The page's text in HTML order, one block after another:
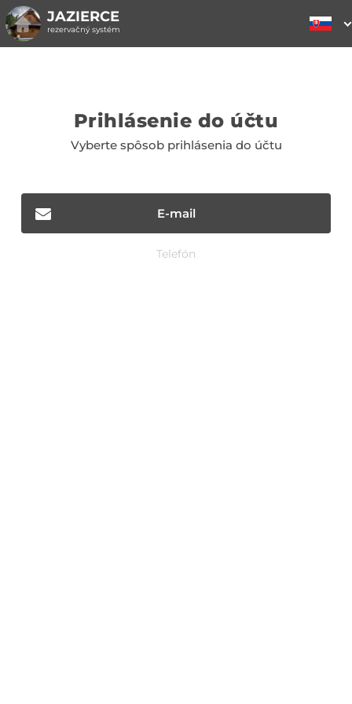
JAZIERCE
rezervačný systém
Prihlásenie do účtu
Vyberte spôsob prihlásenia do účtu
E-mail
Telefón